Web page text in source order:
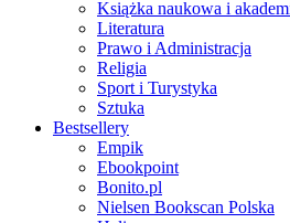
Książka naukowa i
Literatura
Prawo i Administracja
Religia
Sport i Turystyka
Sztuka
Bestsellery
Empik
Ebookpoint
Bonito.pl
Nielsen Bookscan Polska